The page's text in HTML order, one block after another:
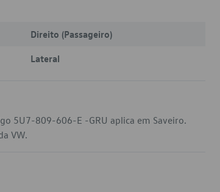
Direito (Passageiro)
Lateral
5U7-809-606-E -GRU aplica em Saveiro.
VW.